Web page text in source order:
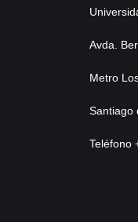
Avda.
Metro
Santiago
Teléfono